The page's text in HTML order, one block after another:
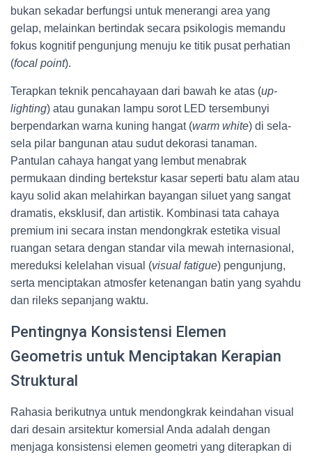
bukan sekadar berfungsi untuk menerangi area yang
gelap, melainkan bertindak secara psikologis memandu
fokus kognitif pengunjung menuju ke titik pusat perhatian
(focal point).
Terapkan teknik pencahayaan dari bawah ke atas (up-
lighting) atau gunakan lampu sorot LED tersembunyi
berpendarkan warna kuning hangat (warm white) di sela-
sela pilar bangunan atau sudut dekorasi tanaman.
Pantulan cahaya hangat yang lembut menabrak
permukaan dinding bertekstur kasar seperti batu alam atau
kayu solid akan melahirkan bayangan siluet yang sangat
dramatis, eksklusif, dan artistik. Kombinasi tata cahaya
premium ini secara instan mendongkrak estetika visual
ruangan setara dengan standar vila mewah internasional,
mereduksi kelelahan visual (visual fatigue) pengunjung,
serta menciptakan atmosfer ketenangan batin yang syahdu
dan rileks sepanjang waktu.
Pentingnya Konsistensi Elemen
Geometris untuk Menciptakan Kerapian
Struktural
Rahasia berikutnya untuk mendongkrak keindahan visual
dari desain arsitektur komersial Anda adalah dengan
menjaga konsistensi elemen geometri yang diterapkan di